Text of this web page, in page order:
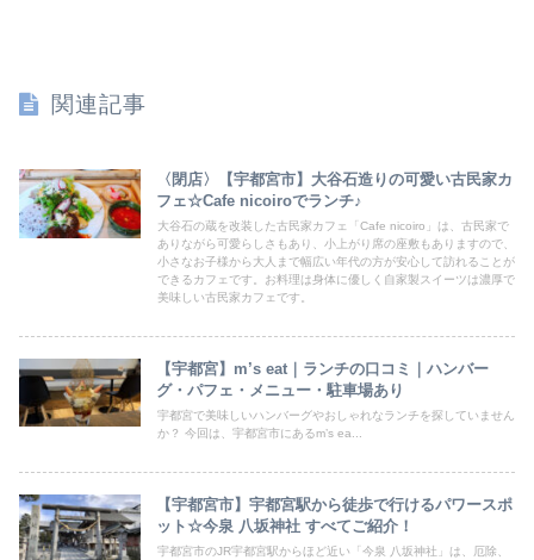
関連記事
〈閉店〉【宇都宮市】大谷石造りの可愛い古民家カ
フェ☆Cafe nicoiroでランチ♪
大谷石の蔵を改装した古民家カフェ「Cafe nicoiro」は、古民家で
ありながら可愛らしさもあり、小上がり席の座敷もありますので、
小さなお子様から大人まで幅広い年代の方が安心して訪れることが
できるカフェです。お料理は身体に優しく自家製スイーツは濃厚で
美味しい古民家カフェです。
【宇都宮】m’s eat｜ランチの口コミ｜ハンバー
グ・パフェ・メニュー・駐車場あり
宇都宮で美味しいハンバーグやおしゃれなランチを探していません
か？ 今回は、宇都宮市にあるm’s ea...
【宇都宮市】宇都宮駅から徒歩で行けるパワースポ
ット☆今泉 八坂神社 すべてご紹介！
宇都宮市のJR宇都宮駅からほど近い「今泉 八坂神社」は、厄除、